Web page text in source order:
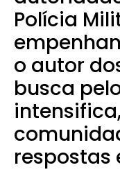
Polícia
o autor
busca
respostas